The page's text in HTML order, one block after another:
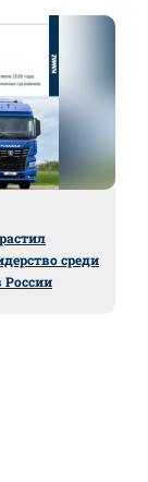
среди